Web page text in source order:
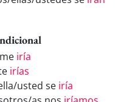
iría
irías
usted se iría